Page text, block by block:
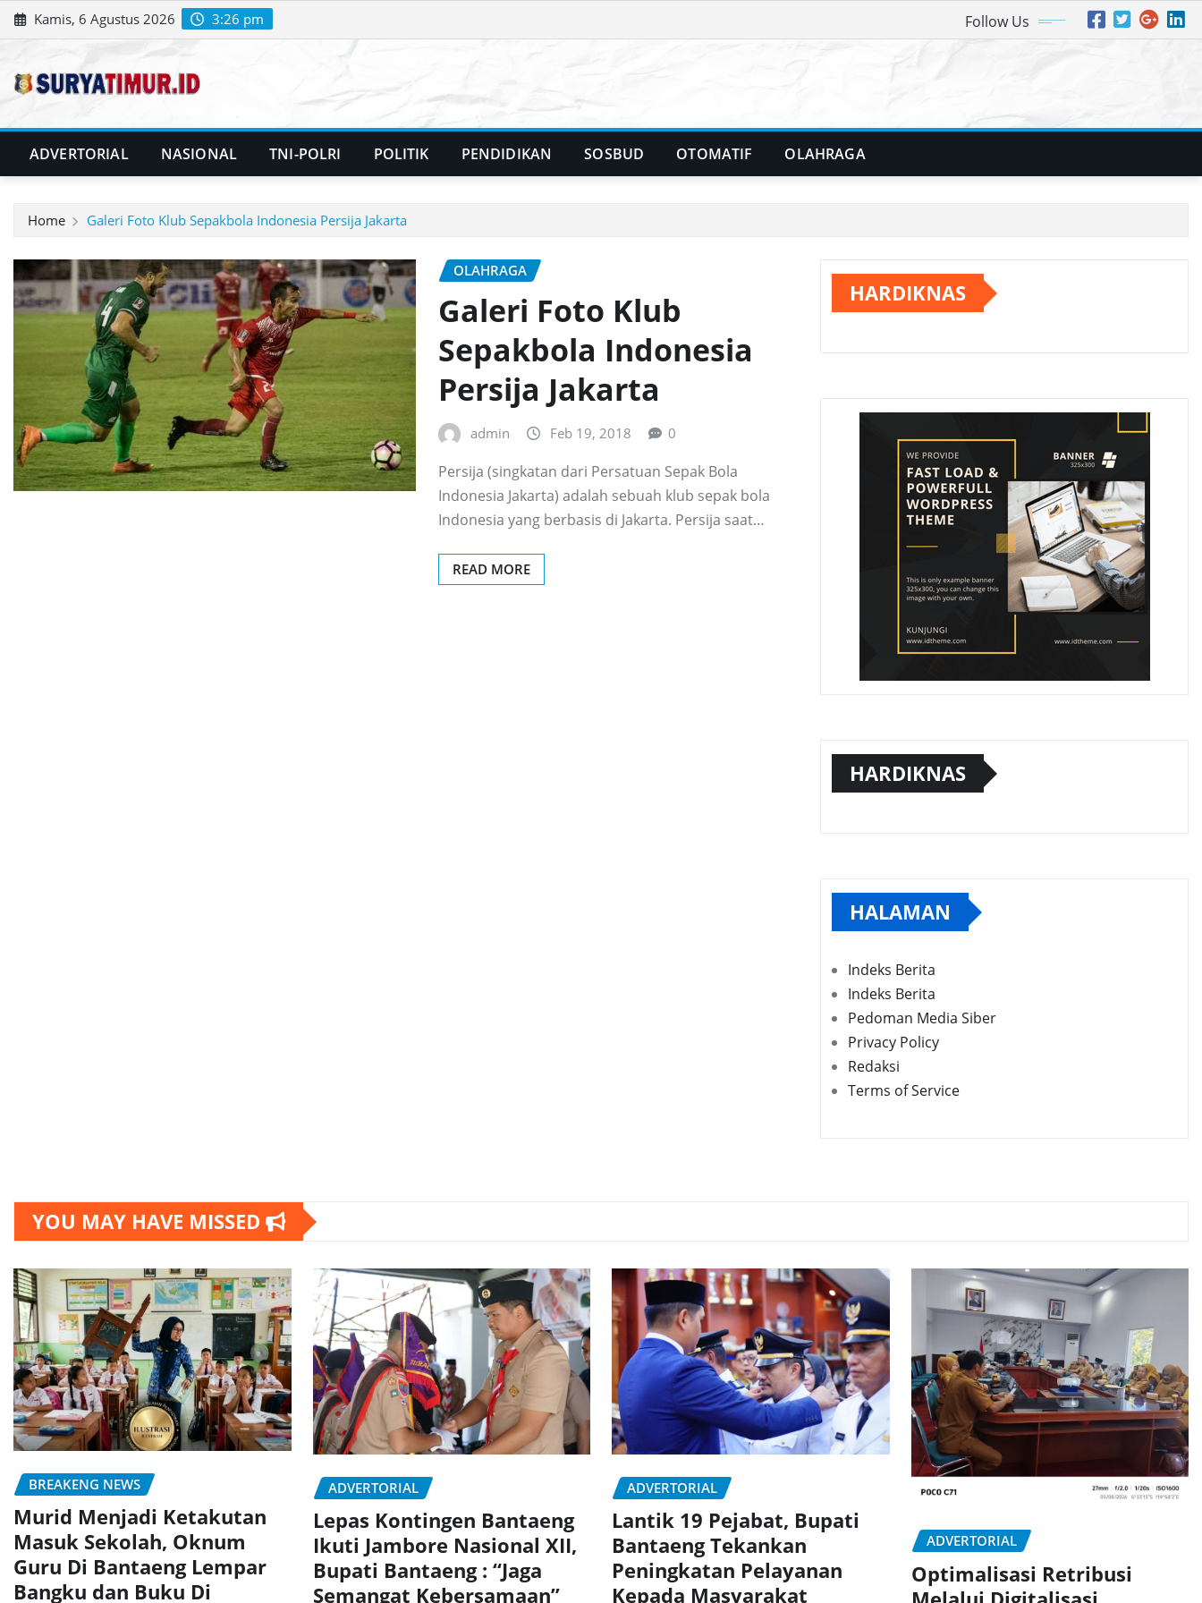
Skip
to
Kamis, 6 Agustus 2026 3:26 pm Follow Us
ADVERTORIAL NASIONAL TNI-POLRI POLITIK PENDIDIKAN SOSBUD OTOMATIF OLAHRAGA
Home Galeri Foto Klub Sepakbola Indonesia Persija Jakarta
OLAHRAGA
Galeri Foto Klub
Sepakbola Indonesia
Persija Jakarta
admin Feb 19, 2018 0
Persija (singkatan dari Persatuan Sepak Bola
Indonesia Jakarta) adalah sebuah klub sepak bola
Indonesia yang berbasis di Jakarta. Persija saat…
READ MORE
HARDIKNAS
HARDIKNAS
HALAMAN
Indeks Berita
Indeks Berita
Pedoman Media Siber
Privacy Policy
Redaksi
Terms of Service
YOU MAY HAVE MISSED
BREAKENG NEWS
Murid Menjadi Ketakutan
Masuk Sekolah, Oknum
Guru Di Bantaeng Lempar
Bangku dan Buku Di
ADVERTORIAL
Lepas Kontingen Bantaeng
Ikuti Jambore Nasional XII,
Bupati Bantaeng : “Jaga
Semangat Kebersamaan”
ADVERTORIAL
Lantik 19 Pejabat, Bupati
Bantaeng Tekankan
Peningkatan Pelayanan
Kepada Masyarakat
ADVERTORIAL
Optimalisasi Retribusi